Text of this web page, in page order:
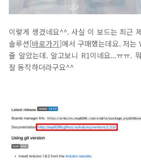
이렇게 생겼네요^^. 사실 이 보드는 최근
솔루션[바로가기]에서 구매했는데요. 저는
줄 알았는데. 알고보니 R1이네요...ㅠㅠ.
잘 동작하더라구요^^